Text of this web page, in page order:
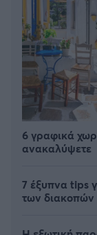
6 γραφικά
ανακαλύψετε
7 έξυπνα tips
των διακοπών